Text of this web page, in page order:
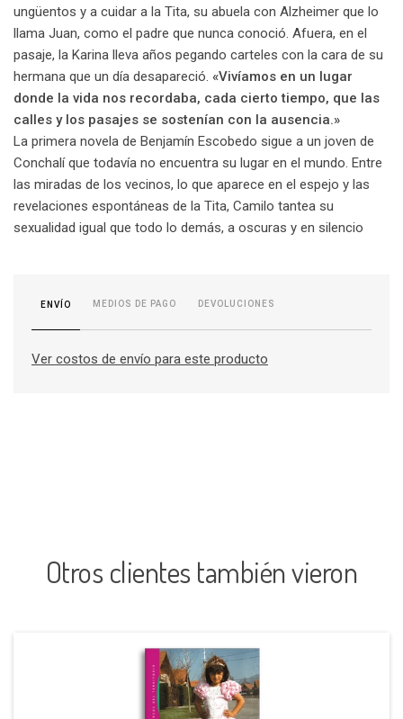
ungüentos y a cuidar a la Tita, su abuela con Alzheimer que lo
llama Juan, como el padre que nunca conoció. Afuera, en el
pasaje, la Karina lleva años pegando carteles con la cara de su
hermana que un día desapareció. «Vivíamos en un lugar
donde la vida nos recordaba, cada cierto tiempo, que las
calles y los pasajes se sostenían con la ausencia.»
La primera novela de Benjamín Escobedo sigue a un joven de
Conchalí que todavía no encuentra su lugar en el mundo. Entre
las miradas de los vecinos, lo que aparece en el espejo y las
revelaciones espontáneas de la Tita, Camilo tantea su
sexualidad igual que todo lo demás, a oscuras y en silencio
ENVÍO MEDIOS DE PAGO DEVOLUCIONES
Ver costos de envío para este producto
Otros clientes también vieron